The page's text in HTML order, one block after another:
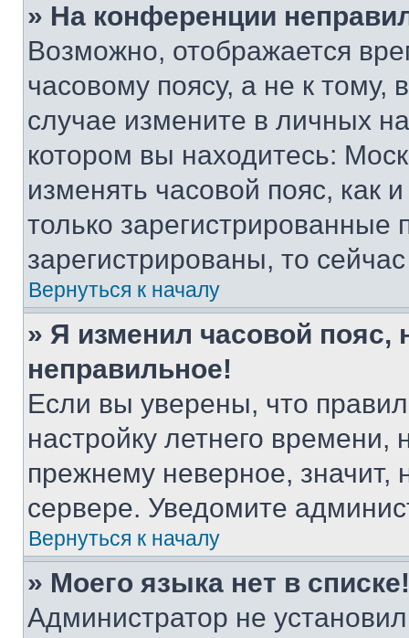
» На конференции
Возможно, отображается
часовому поясу, а не к тому,
случае измените в личных
котором вы находитесь:
изменять часовой пояс, как
только
зарегистрированы, то
Вернуться к началу
» Я изменил часовой пояс,
неправильное!
Если вы уверены, что
настройку летнего
прежнему неверное, значит,
сервере. Уведомите
Вернуться к началу
» Моего языка нет в списке!
Администратор не